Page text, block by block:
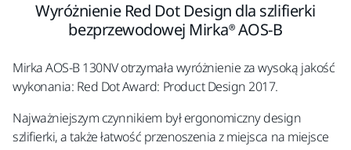
Wyróżnienie Red Dot Design dla szlifierki
bezprzewodowej Mirka® AOS-B
Mirka AOS-B 130NV otrzymała wyróżnienie za wysoką jakość
wykonania: Red Dot Award: Product Design 2017.
Najważniejszym czynnikiem był ergonomiczny design
szlifierki, a także łatwość przenoszenia z miejsca na miejsce